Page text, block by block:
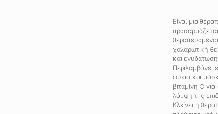
Είναι μια
χαλαρωτική
και
φύκια και
βιταμίνη C
λάμψη της
Κλείνει η